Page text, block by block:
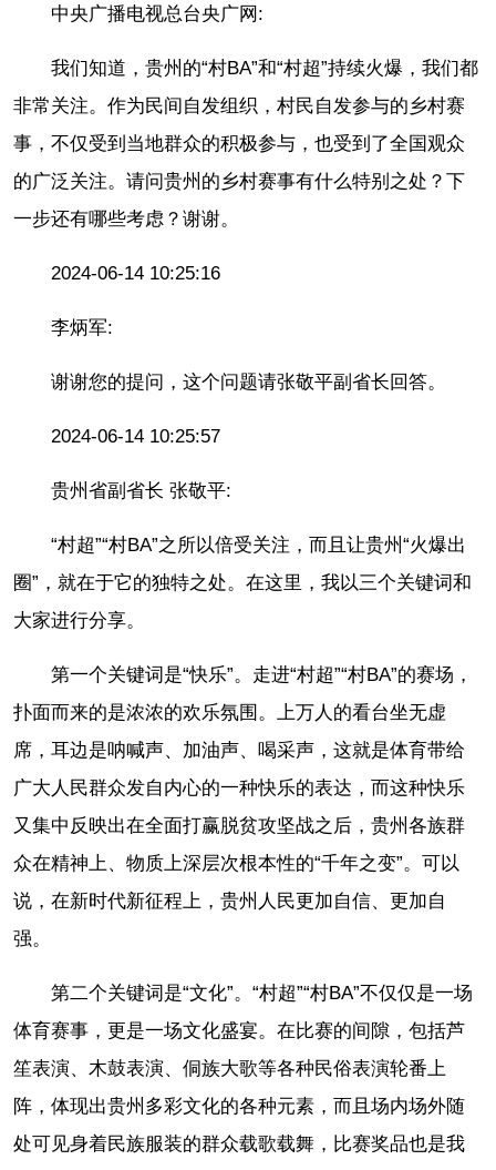
中央广播电视总台央广网:
我们知道，贵州的“村BA”和“村超”持续火爆，我们都
非常关注。作为民间自发组织，村民自发参与的乡村赛
事，不仅受到当地群众的积极参与，也受到了全国观众
的广泛关注。请问贵州的乡村赛事有什么特别之处？下
一步还有哪些考虑？谢谢。
2024-06-14 10:25:16
李炳军:
谢谢您的提问，这个问题请张敬平副省长回答。
2024-06-14 10:25:57
贵州省副省长 张敬平:
“村超”“村BA”之所以倍受关注，而且让贵州“火爆出
圈”，就在于它的独特之处。在这里，我以三个关键词和
大家进行分享。
第一个关键词是“快乐”。走进“村超”“村BA”的赛场，
扑面而来的是浓浓的欢乐氛围。上万人的看台坐无虚
席，耳边是呐喊声、加油声、喝采声，这就是体育带给
广大人民群众发自内心的一种快乐的表达，而这种快乐
又集中反映出在全面打赢脱贫攻坚战之后，贵州各族群
众在精神上、物质上深层次根本性的“千年之变”。可以
说，在新时代新征程上，贵州人民更加自信、更加自
强。
第二个关键词是“文化”。“村超”“村BA”不仅仅是一场
体育赛事，更是一场文化盛宴。在比赛的间隙，包括芦
笙表演、木鼓表演、侗族大歌等各种民俗表演轮番上
阵，体现出贵州多彩文化的各种元素，而且场内场外随
处可见身着民族服装的群众载歌载舞，比赛奖品也是我